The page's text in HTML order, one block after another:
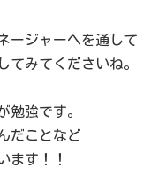
ージャーへを通して
てみてくださいね。
勉強です。
だことなど
ます！！